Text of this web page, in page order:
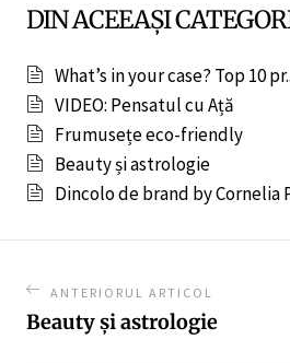
DIN ACEEAȘI
What’s in your case? Top 10
VIDEO: Pensatul cu Ață
Frumusețe eco-friendly
Beauty și astrologie
Dincolo de brand by Cornelia
ANTERIORUL ARTICOL
Beauty și astrologie